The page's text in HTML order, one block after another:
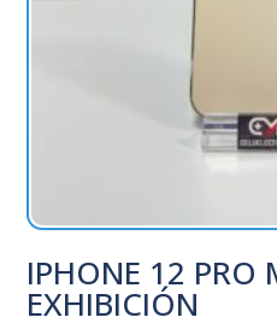
IPHONE 12 PRO
EXHIBICIÓN